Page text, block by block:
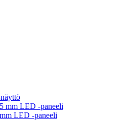
mm LED -paneeli
LED -paneeli